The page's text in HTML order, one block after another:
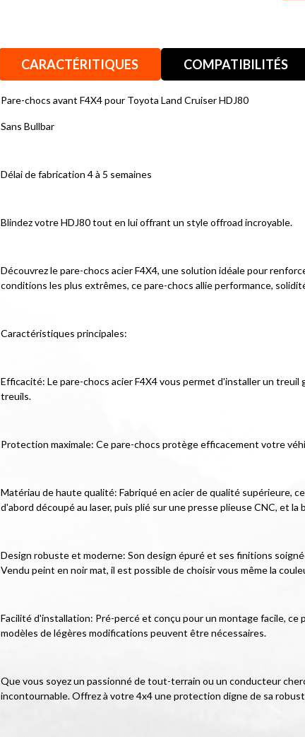
CARACTÉRITIQUES COMPATIBILITÉS
Pare-chocs avant F4X4 pour Toyota Land Cruiser HDJ80
Sans Bullbar
Délai de fabrication 4 à 5 semaines
Blindez votre HDJ80 tout en lui offrant un style offroad incroyable.
Découvrez le pare-chocs acier F4X4, une solution idéale pour
conditions les plus extrêmes, ce pare-chocs allie performance,
Caractéristiques principales:
Efficacité: Le pare-chocs acier F4X4 vous permet d'installer un
treuils.
Protection maximale: Ce pare-chocs protège efficacement votre
Matériau de haute qualité: Fabriqué en acier de qualité supérieure,
d'abord découpé au laser, puis plié sur une presse plieuse CNC, et
Design robuste et moderne: Son design épuré et ses finitions
Vendu peint en noir mat, il est possible de choisir vous même la
Facilité d'installation: Pré-percé et conçu pour un montage facile,
modèles de légères modifications peuvent être nécessaires.
Que vous soyez un passionné de tout-terrain ou un conducteur
incontournable. Offrez à votre 4x4 une protection digne de sa